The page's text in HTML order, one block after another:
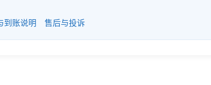
到账说明 售后与投诉